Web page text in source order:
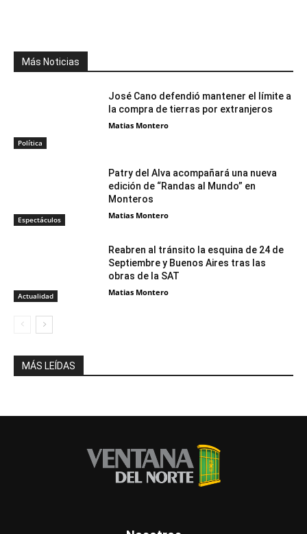
Más Noticias
Política
José Cano defendió mantener el límite a
la compra de tierras por extranjeros
Matias Montero
Espectáculos
Patry del Alva acompañará una nueva
edición de “Randas al Mundo” en
Monteros
Matias Montero
Actualidad
Reabren al tránsito la esquina de 24 de
Septiembre y Buenos Aires tras las
obras de la SAT
Matias Montero
MÁS LEÍDAS